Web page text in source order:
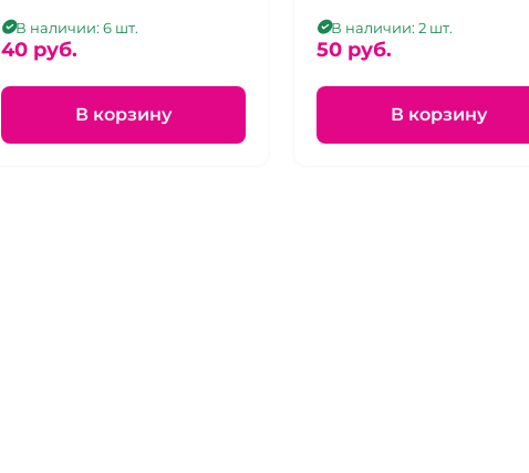
В наличии: 6 шт.
40 pуб.
В корзину
В наличии: 2 шт.
50 pуб.
В корзину